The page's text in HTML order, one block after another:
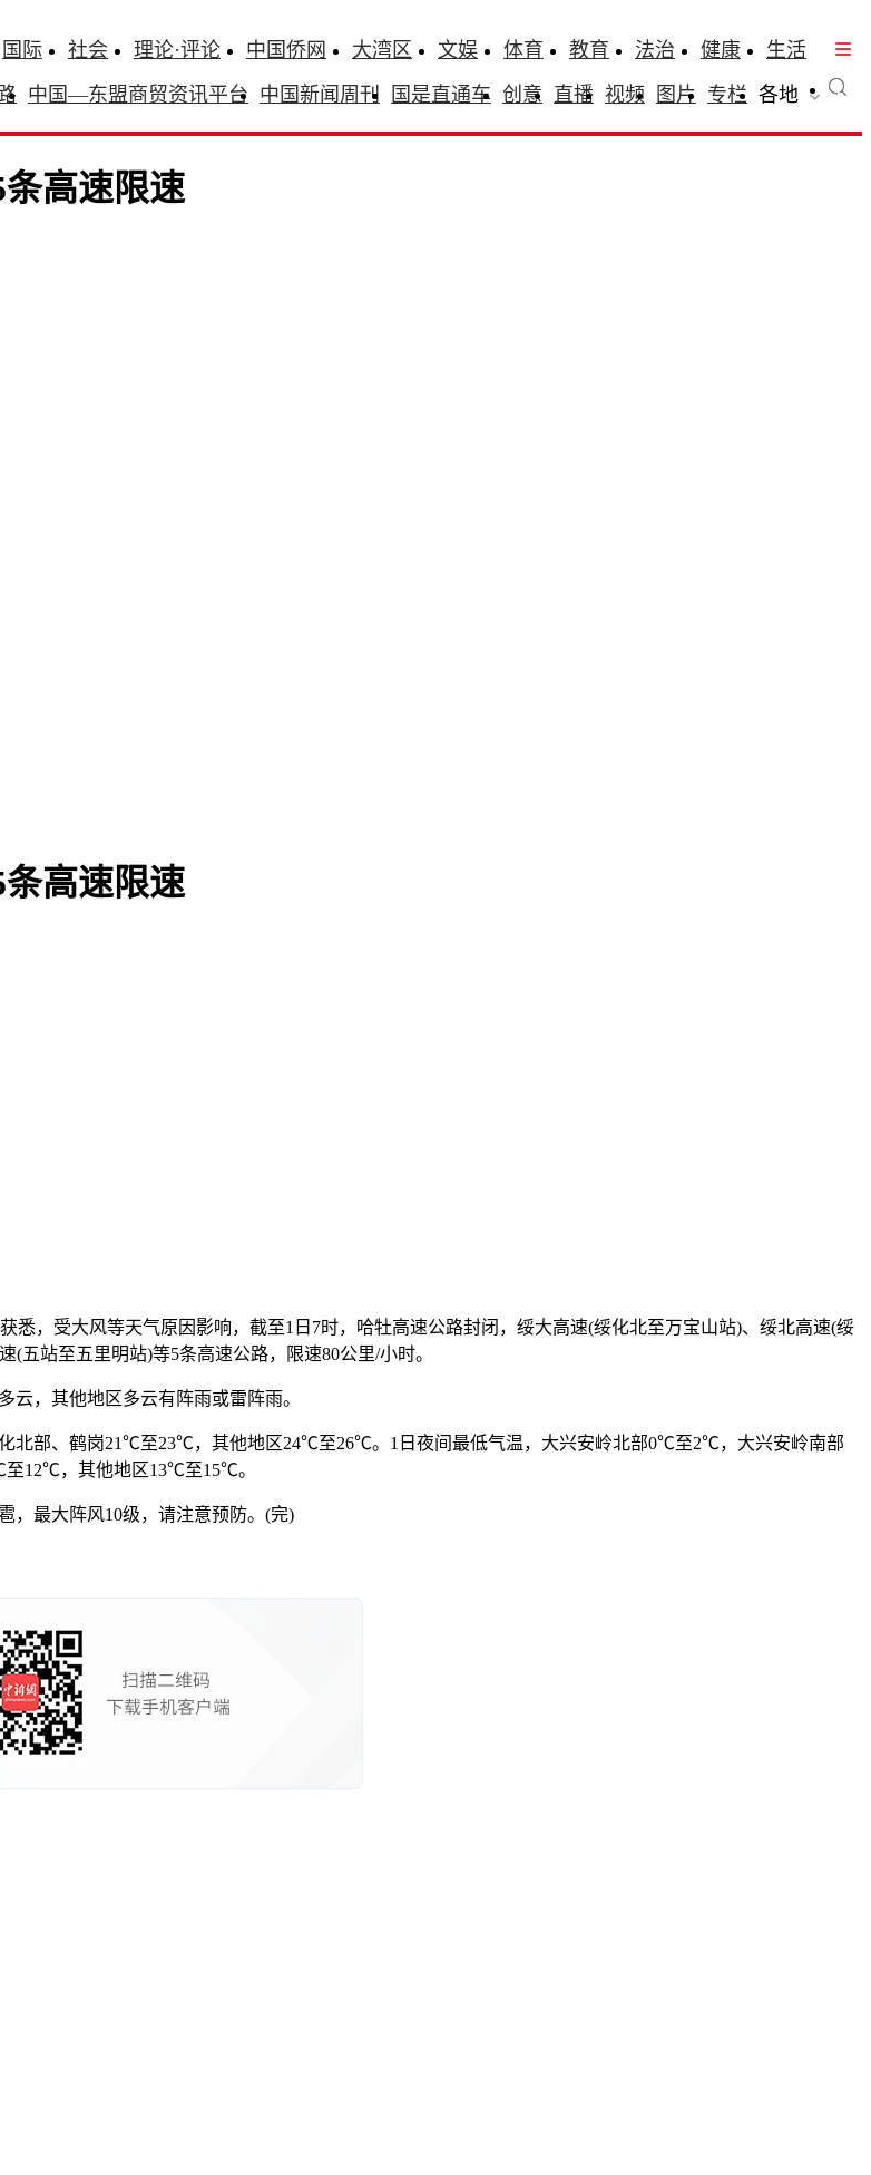
国际 社会 理论·评论 中国侨网 大湾区 文娱 体育 教育 法治 健康
生活
中国—东盟商贸资讯平台 中国新闻周刊 国是直通车 创意 直播 视频 图片 专栏 各地
高速限速
高速限速
悉，受大风等天气原因影响，截至1日7时，哈牡高速公路封闭，绥大高速(绥化北至万宝山站)、绥北高速(绥
五站至五里明站)等5条高速公路，限速80公里/小时。
，其他地区多云有阵雨或雷阵雨。
部、鹤岗21℃至23℃，其他地区24℃至26℃。1日夜间最低气温，大兴安岭北部0℃至2℃，大兴安岭南部
12℃，其他地区13℃至15℃。
最大阵风10级，请注意预防。(完)